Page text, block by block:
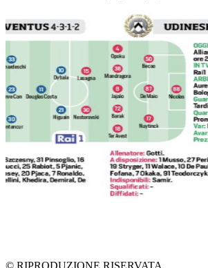
© RIPRODUZIONE RISERVATA